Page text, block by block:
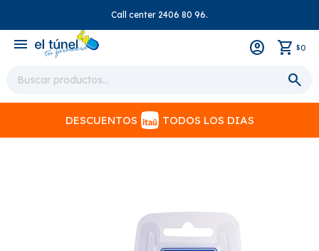
Call center 2406 80 96.
menu $0
DESCUENTOS TODOS LOS DIAS
close